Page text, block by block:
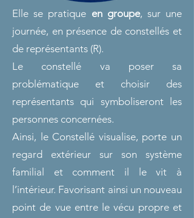
Elle se pratique en groupe, sur une
journée, en présence de constellés et
de représentants (R).
Le constellé va poser sa
problématique et choisir des
représentants qui symboliseront les
personnes concernées.
Ainsi, le Constellé visualise, porte un
regard extérieur sur son système
familial et comment il le vit à
l’intérieur. Favorisant ainsi un nouveau
point de vue entre le vécu propre et